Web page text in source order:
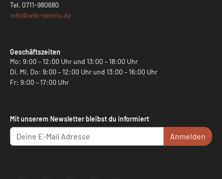
Tel. 0711-980680
info@wtb-tennis.de
Geschäftszeiten
Mo: 9:00 – 12:00 Uhr und 13:00 – 18:00 Uhr
Di, Mi, Do: 9:00 – 12:00 Uhr und 13:00 – 16:00 Uhr
Fr: 9:00 – 17:00 Uhr
Mit unserem Newsletter bleibst du informiert
Anmelden